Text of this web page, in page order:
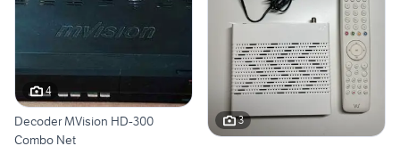
4
Decoder MVision HD-300
Combo Net
3